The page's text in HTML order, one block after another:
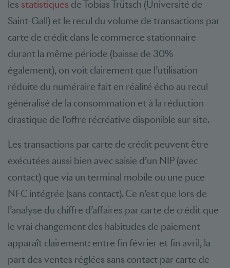
les statistiques de Tobias Trütsch (Université de
Saint-Gall) et le recul du volume de transactions par
carte de crédit dans le commerce stationnaire
durant la même période (baisse de 30%
également), on voit clairement que l’utilisation
réduite du numéraire fait en réalité écho au recul
généralisé de la consommation et à la réduction
drastique de l’offre récréative disponible sur site.
Les transactions par carte de crédit peuvent être
exécutées aussi bien avec saisie d’un NIP (avec
contact) que via un terminal mobile ou une puce
NFC intégrée (sans contact). Ce n’est que lors de
l’analyse du chiffre d’affaires par carte de crédit que
le vrai changement des habitudes de paiement
apparaît clairement: entre fin février et fin avril, la
part des ventes réglées sans contact par carte de